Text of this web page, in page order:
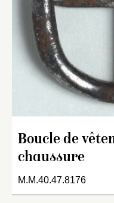
Boucle de
chaussure
M.M.40.47.8176